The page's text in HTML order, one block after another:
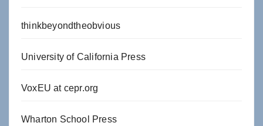
thinkbeyondtheobvious
University of California Press
VoxEU at cepr.org
Wharton School Press